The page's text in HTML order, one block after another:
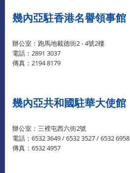
幾內亞駐香港名譽領事館
辦公室：跑馬地載德街2 - 4號2樓
電話：2891 3037
傳真：2194 8179
幾內亞共和國駐華大使館
辦公室：三裡屯西六街2號
電話：6532 3649 / 6532 3527 / 6532 6958
傳真：6532 4957